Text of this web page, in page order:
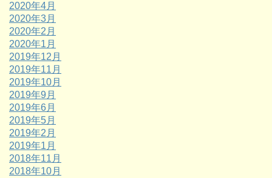
2020年4月
2020年3月
2020年2月
2020年1月
2019年12月
2019年11月
2019年10月
2019年9月
2019年6月
2019年5月
2019年2月
2019年1月
2018年11月
2018年10月